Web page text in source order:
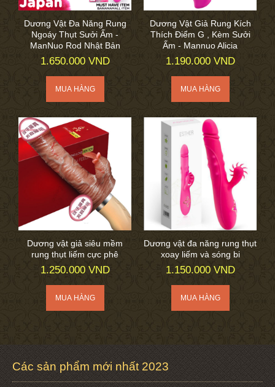
Dương Vật Đa Năng Rung
Ngoáy Thụt Sưởi Ấm -
ManNuo Rod Nhật Bản
1.650.000 VND
Dương Vật Giả Rung Kích
Thích Điểm G , Kèm Sưởi
Ấm - Mannuo Alicia
1.190.000 VND
Dương vật giả siêu mềm
rung thụt liếm cực phê
1.250.000 VND
Dương vật đa năng rung thụt
xoay liếm và sóng bi
1.150.000 VND
Các sản phẩm mới nhất 2023